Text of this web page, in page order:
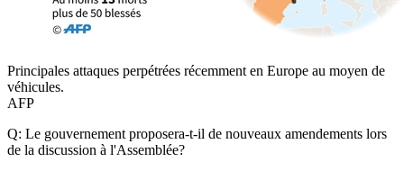
Principales attaques perpétrées récemment en Europe au moyen de
véhicules.
AFP
Q: Le gouvernement proposera-t-il de nouveaux amendements lors
de la discussion à l'Assemblée?